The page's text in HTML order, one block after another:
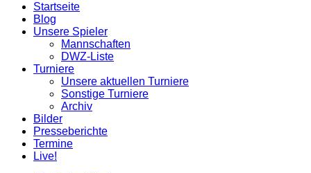
oben
scrollen
Startseite
Blog
Unsere Spieler
Mannschaften
DWZ-Liste
Turniere
Unsere aktuellen Turniere
Sonstige Turniere
Archiv
Bilder
Presseberichte
Termine
Live!